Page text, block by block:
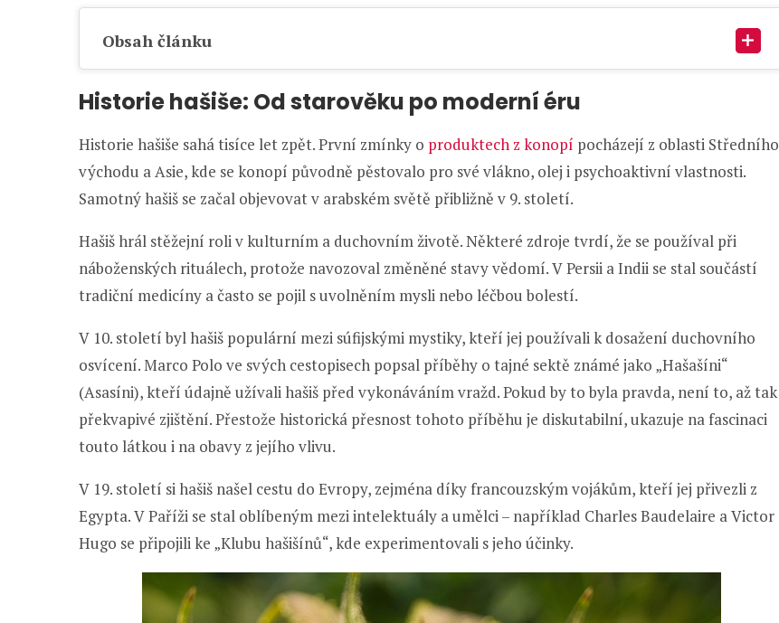
Obsah článku
Historie hašiše: Od starověku po moderní éru
Historie hašiše sahá tisíce let zpět. První zmínky o produktech z konopí pocházejí z oblasti Středního
východu a Asie, kde se konopí původně pěstovalo pro své vlákno, olej i psychoaktivní vlastnosti.
Samotný hašiš se začal objevovat v arabském světě přibližně v 9. století.
Hašiš hrál stěžejní roli v kulturním a duchovním životě. Některé zdroje tvrdí, že se používal při
náboženských rituálech, protože navozoval změněné stavy vědomí. V Persii a Indii se stal součástí
tradiční medicíny a často se pojil s uvolněním mysli nebo léčbou bolestí.
V 10. století byl hašiš populární mezi súfijskými mystiky, kteří jej používali k dosažení duchovního
osvícení. Marco Polo ve svých cestopisech popsal příběhy o tajné sektě známé jako „Hašašíni“
(Asasíni), kteří údajně užívali hašiš před vykonáváním vražd. Pokud by to byla pravda, není to, až tak
překvapivé zjištění. Přestože historická přesnost tohoto příběhu je diskutabilní, ukazuje na fascinaci
touto látkou i na obavy z jejího vlivu.
V 19. století si hašiš našel cestu do Evropy, zejména díky francouzským vojákům, kteří jej přivezli z
Egypta. V Paříži se stal oblíbeným mezi intelektuály a umělci – například Charles Baudelaire a Victor
Hugo se připojili ke „Klubu hašišínů“, kde experimentovali s jeho účinky.